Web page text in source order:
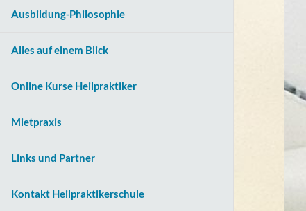
Ausbildung-Philosophie
Alles auf einem Blick
Online Kurse Heilpraktiker
Mietpraxis
Links und Partner
Kontakt Heilpraktikerschule